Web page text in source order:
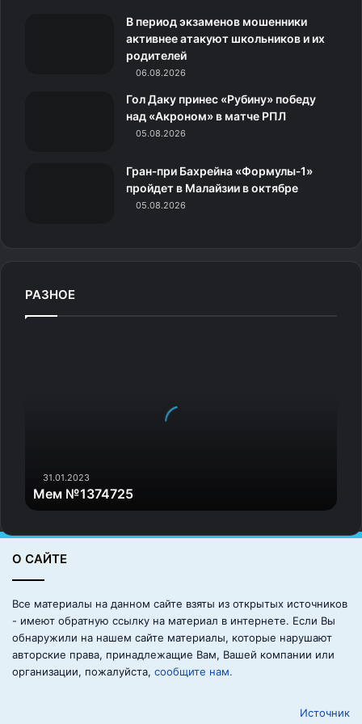
языке и понимаем друг друга
с полуслова. По ходу сезона
было понимание того, что это уже
называл какое-то время назад,
а это уже настоящий мужчина.
мужик». Он уже проявляет,
продолжает, вернее, проявлять
мы здесь не просто так, а что
об этом своими выступлениями,
своими прокатами, что,
Вне всяких сомнений, это был прорывной сезон для
фигуриста, но категорически нельзя сказать, что
Михаил появился из ниоткуда. Начав заниматься
фигурным катанием под руководством отца,
н
к
В период экзаменов мошенники
активнее атакуют школьников и их
родителей
06.08.2026
Гол Даку принес «Рубину» победу
над «Акроном» в матче РПЛ
05.08.2026
Гран‑при Бахрейна «Формулы‑1»
пройдет в Малайзии в октябре
05.08.2026
РАЗНОЕ
5
31.01.2023
Мем №1374725
О САЙТЕ
Все материалы на данном сайте взяты из открытых источников
- имеют обратную ссылку на материал в интернете. Если Вы
обнаружили на нашем сайте материалы, которые нарушают
авторские права, принадлежащие Вам, Вашей компании или
организации, пожалуйста, сообщите нам.
Источник